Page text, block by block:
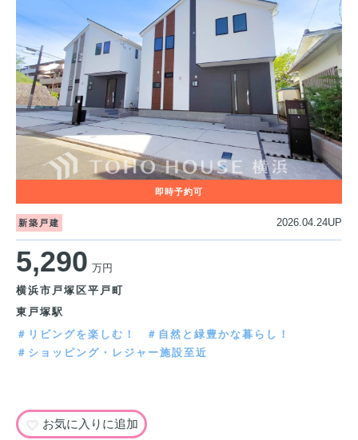
新築戸建 2026.04.24UP
5,290 万円
横浜市戸塚区平戸町
東戸塚駅
＃リビングを楽しむ！
＃自然と緑豊かな暮らし！
＃ショッピング・レジャー施設至近
お気に入りに追加